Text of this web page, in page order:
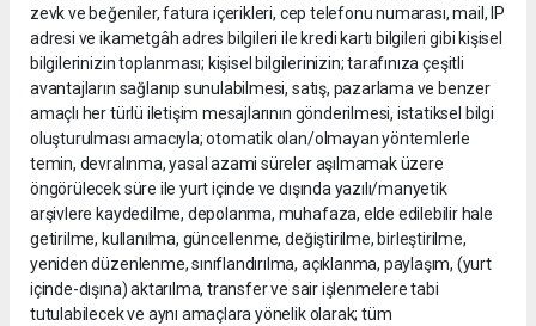
zevk ve beğeniler, fatura içerikleri, cep telefonu numarası, mail, IP
adresi ve ikametgâh adres bilgileri ile kredi kartı bilgileri gibi kişisel
bilgilerinizin toplanması; kişisel bilgilerinizin; tarafınıza çeşitli
avantajların sağlanıp sunulabilmesi, satış, pazarlama ve benzer
amaçlı her türlü iletişim mesajlarının gönderilmesi, istatiksel bilgi
oluşturulması amacıyla; otomatik olan/olmayan yöntemlerle
temin, devralınma, yasal azami süreler aşılmamak üzere
öngörülecek süre ile yurt içinde ve dışında yazılı/manyetik
arşivlere kaydedilme, depolanma, muhafaza, elde edilebilir hale
getirilme, kullanılma, güncellenme, değiştirilme, birleştirilme,
yeniden düzenlenme, sınıflandırılma, açıklanma, paylaşım, (yurt
içinde-dışına) aktarılma, transfer ve sair işlenmelere tabi
tutulabilecek ve aynı amaçlara yönelik olarak; tüm